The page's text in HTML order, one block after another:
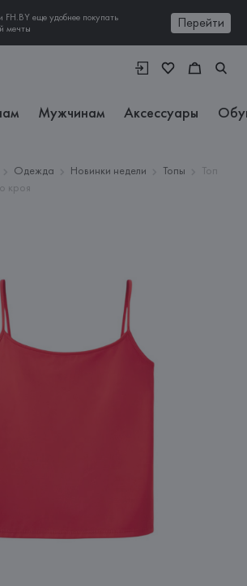
FH.BY еще удобнее покупать
мечты
Перейти
Мужчинам Аксессуары
Одежда Новинки недели Топы
Топ
кроя